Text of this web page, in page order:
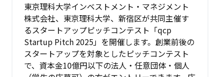
東京理科大学インベストメント・マネジメント
株式会社、東京理科大学、新宿区が共同主催す
るスタートアップピッチコンテスト「qcp
Startup Pitch 2025」を開催します。創業前後の
スタートアップを対象としたピッチコンテスト
で、資本金10億円以下の法人・任意団体・個人